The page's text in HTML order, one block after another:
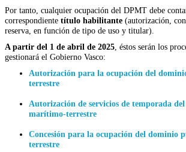
Por tanto, cualquier ocupación del DPMT debe
correspondiente título habilitante (autorización,
reserva, en función de tipo de uso y titular).
A partir del 1 de abril de 2025, éstos serán los
gestionará el Gobierno Vasco:
Autorización para la ocupación del
terrestre
Autorización de servicios de temporada
marítimo-terrestre
Concesión para la ocupación del dominio
terrestre